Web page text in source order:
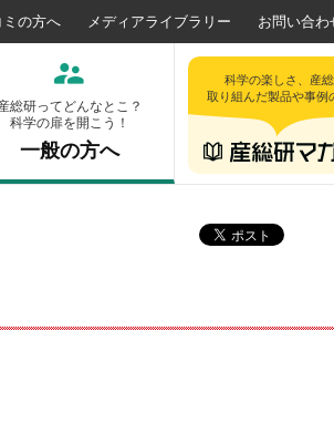
の方へ メディアライブラリー お問い合わ
総研ってどんなとこ？
科学の扉を開こう！
一般の方へ
科学の楽しさ、産
取り組んだ製品や事例